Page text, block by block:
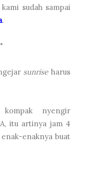
sudah sampai
.
sunriseharus
nyengir
itu artinya jam 4
enaknya buat